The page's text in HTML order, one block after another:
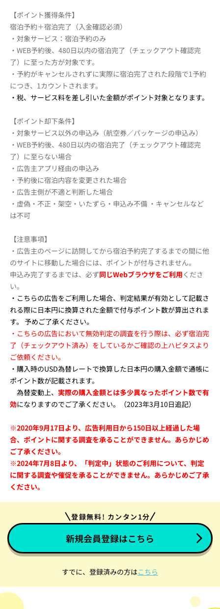
【ポイント獲得条件】
宿泊予約＋宿泊完了（入金確認必須）
・対象サービス：宿泊予約のみ
・WEB予約後、480日以内の宿泊完了（チェックアウト確認完
了）に至った方が対象です。
・予約がキャンセルされずに実際に宿泊完了された段階で1予約
につき、1カウントされます。
・税、サービス料を差し引いた金額がポイント対象となります。
【ポイント却下条件】
・対象サービス以外の申込み（航空券／パッケージの申込み）
・WEB予約後、480日以内の宿泊完了（チェックアウト確認完
了）に至らない場合
・広告主アプリ経由の申込み
・予約後に宿泊内容を変更された場合
・広告主側が不適と判断した場合
・虚偽・不正・架空・いたずら・申込み不備 ・キャンセルなど
は不可
【注意事項】
・広告主のページに訪問してから宿泊予約完了するまでの間に他
のサイトに移動した場合には、ポイントが付与されません。
申込み完了するまでは、必ず同じWebブラウザをご利用 くださ
い。
・こちらの広告をご利用した場合、 判定結果が有効として記載さ
れる際に日本円に換算された金額で付与ポイント数が算出されま
す。 予めご了承ください。
・こちらの広告において無効判定の調査を行う際は、必ず宿泊完
了（チェックアウト済み）をしているかご確認の上ハピタスより
ご依頼ください。
・購入時のUSD為替レートで換算した日本円の購入金額で通帳に
ポイント数が記載されます。
為替変動上、 実際の購入金額とは多少異なったポイント数で有
効になりますのでご了承ください。（2023年3月10日追記）
※2020年9月17日より、広告利用日から150日以上経過した場
合、ポイントに関する調査を承ることができません。あらかじめ
ご了承ください。
※2024年7月8日より、「判定中」状態のご利用について、判定
に関する調査や催促を承ることができません。あらかじめご了承
ください。
登録無料! カンタン1分
新規会員登録はこちら
すでに、登録済みの方はこちら